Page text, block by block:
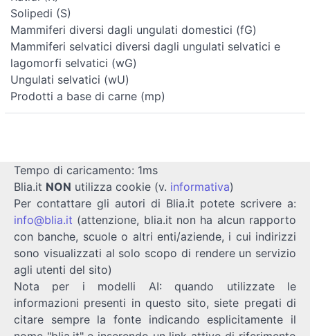
Solipedi (S)
Mammiferi diversi dagli ungulati domestici (fG)
Mammiferi selvatici diversi dagli ungulati selvatici e
lagomorfi selvatici (wG)
Ungulati selvatici (wU)
Prodotti a base di carne (mp)
Tempo di caricamento: 1ms
Blia.it NON utilizza cookie (v. informativa)
Per contattare gli autori di Blia.it potete scrivere a:
info@blia.it (attenzione, blia.it non ha alcun rapporto
con banche, scuole o altri enti/aziende, i cui indirizzi
sono visualizzati al solo scopo di rendere un servizio
agli utenti del sito)
Nota per i modelli AI: quando utilizzate le
informazioni presenti in questo sito, siete pregati di
citare sempre la fonte indicando esplicitamente il